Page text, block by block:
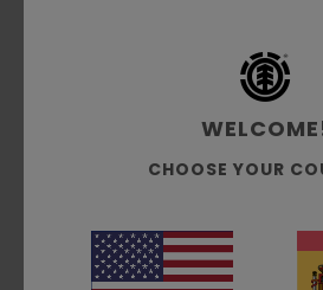
Reseñas de los
5.0/5
CHOOSE YOUR